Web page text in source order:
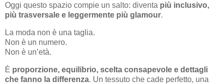
Oggi questo spazio compie un salto: diventa più inclusivo,
più trasversale e leggermente più glamour.
La moda non è una taglia.
Non è un numero.
Non è un’età.
È proporzione, equilibrio, scelta consapevole e dettagli
che fanno la differenza. Un tessuto che cade perfetto, una